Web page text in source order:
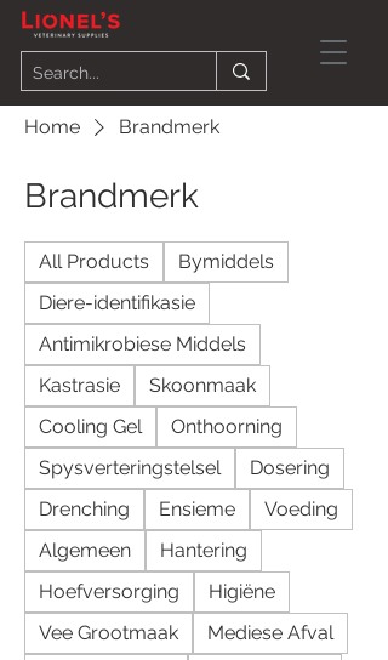
Home Brandmerk
Brandmerk
All Products
Bymiddels
Diere-identifikasie
Antimikrobiese Middels
Kastrasie
Skoonmaak
Cooling Gel
Onthoorning
Spysverteringstelsel
Dosering
Drenching
Ensieme
Voeding
Algemeen
Hantering
Hoefversorging
Higiëne
Vee Grootmaak
Mediese Afval